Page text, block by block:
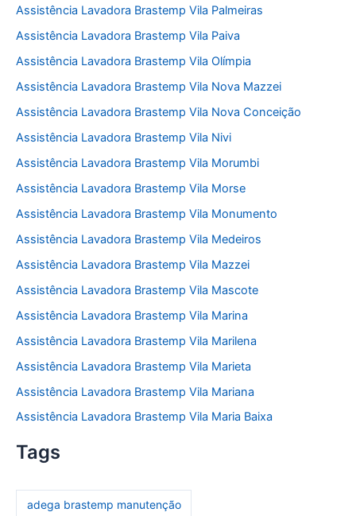
Assistência Lavadora Brastemp Vila Palmeiras
Assistência Lavadora Brastemp Vila Paiva
Assistência Lavadora Brastemp Vila Olímpia
Assistência Lavadora Brastemp Vila Nova Mazzei
Assistência Lavadora Brastemp Vila Nova Conceição
Assistência Lavadora Brastemp Vila Nivi
Assistência Lavadora Brastemp Vila Morumbi
Assistência Lavadora Brastemp Vila Morse
Assistência Lavadora Brastemp Vila Monumento
Assistência Lavadora Brastemp Vila Medeiros
Assistência Lavadora Brastemp Vila Mazzei
Assistência Lavadora Brastemp Vila Mascote
Assistência Lavadora Brastemp Vila Marina
Assistência Lavadora Brastemp Vila Marilena
Assistência Lavadora Brastemp Vila Marieta
Assistência Lavadora Brastemp Vila Mariana
Assistência Lavadora Brastemp Vila Maria Baixa
Tags
adega brastemp manutenção